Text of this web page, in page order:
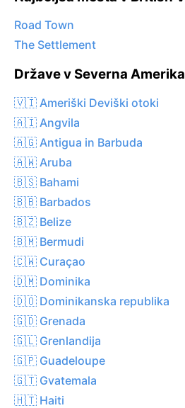
Road Town
The Settlement
Države v Severna Amerika
🇻🇮 Ameriški Deviški otoki
🇦🇮 Angvila
🇦🇬 Antigua in Barbuda
🇦🇼 Aruba
🇧🇸 Bahami
🇧🇧 Barbados
🇧🇿 Belize
🇧🇲 Bermudi
🇨🇼 Curaçao
🇩🇲 Dominika
🇩🇴 Dominikanska republika
🇬🇩 Grenada
🇬🇱 Grenlandija
🇬🇵 Guadeloupe
🇬🇹 Gvatemala
🇭🇹 Haiti